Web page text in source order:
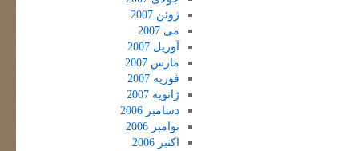
ژوئن 2007
می 2007
آوریل 2007
مارس 2007
فوریه 2007
ژانویه 2007
دسامبر 2006
نوامبر 2006
اکتبر 2006